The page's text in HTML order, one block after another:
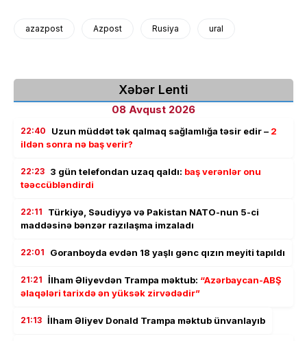
azazpost Azpost Rusiya ural
Xəbər Lenti
08 Avqust 2026
22:40 Uzun müddət tək qalmaq sağlamlığa təsir edir – 2
ildən sonra nə baş verir?
22:23 3 gün telefondan uzaq qaldı: baş verənlər onu
təəccübləndirdi
22:11
Türkiyə, Səudiyyə və Pakistan NATO-nun 5-ci
maddəsinə bənzər razılaşma imzaladı
22:01 Goranboyda evdən 18 yaşlı gənc qızın meyiti tapıldı
21:21 İlham Əliyevdən Trampa məktub: “Azərbaycan-ABŞ
əlaqələri tarixdə ən yüksək zirvədədir”
21:13 İlham Əliyev Donald Trampa məktub ünvanlayıb